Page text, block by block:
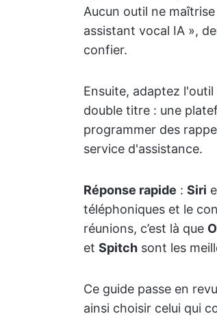
Aucun outil ne
assistant vocal IA »,
confier.
Ensuite, adaptez
double titre : une
programmer des
service d'assistance.
Réponse rapide : Siri
téléphoniques et le
réunions, c’est là que
et Spitch sont les
Ce guide passe en
ainsi choisir celui qui